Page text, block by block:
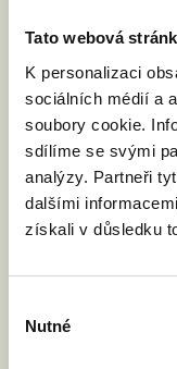
Tato webová
K personalizaci
sociálních médií a
soubory cookie.
sdílíme se svými
analýzy. Partneři
dalšími
získali v důsledku
souhlasu
Nutné
Váš email:
Kde žijete?(město,